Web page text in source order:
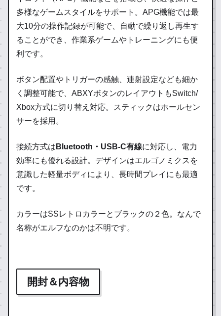
多様なゲームスタイルをサポート。APG機能では最
大10分の操作記録が可能で、自動で繰り返し再生す
ることができ、作業系ゲームやトレーニングにも便
利です。
ボタン配置やトリガーの感触、連射設定なども細か
く調整可能で、ABXYボタンのレイアウトもSwitch/
Xbox方式に切り替え対応。スティックはホールセン
サーを採用。
接続方式は Bluetooth・USB-C有線に対応し、電力
効率にも優れる設計。デザインはエルゴノミクスを
意識した軽量ボディにより、長時間プレイにも最適
です。
カラーはSSレトロカラーとブラックの２色。なんで
名称がエルフなのかは不明です。
開封＆内容物